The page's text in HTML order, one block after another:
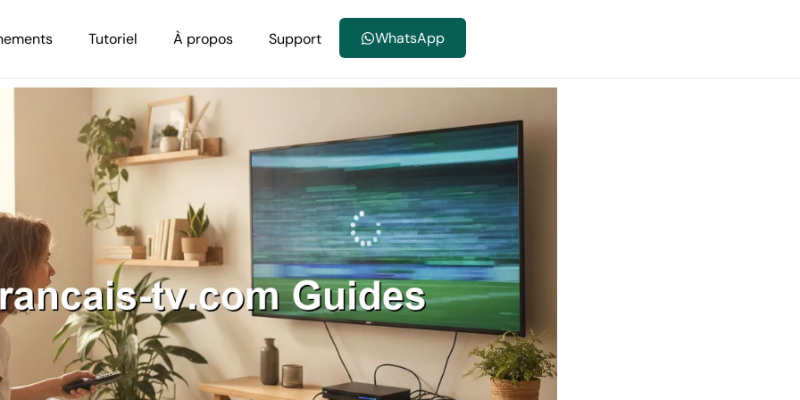
Tutoriel À propos Support WhatsApp